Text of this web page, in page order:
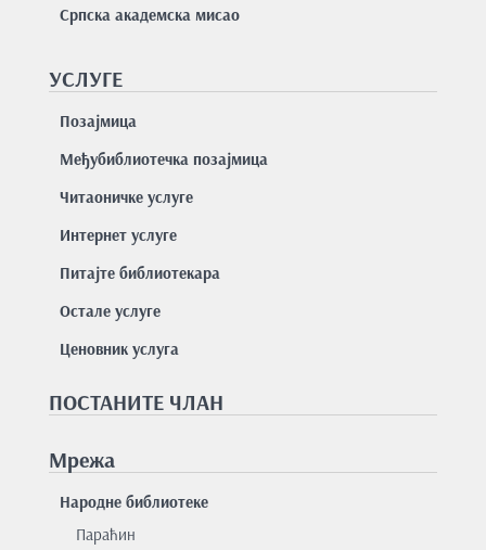
Српска академска мисао
УСЛУГЕ
Позајмицa
Међубиблиотечка позајмица
Читаоничке услуге
Интернет услуге
Питајте библиотекара
Остале услуге
Ценовник услуга
ПОСТАНИТЕ ЧЛАН
Мрежа
Народне библиотеке
Параћин